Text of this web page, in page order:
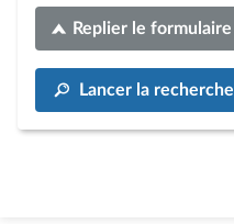
Replier le formulaire
Lancer la recherche